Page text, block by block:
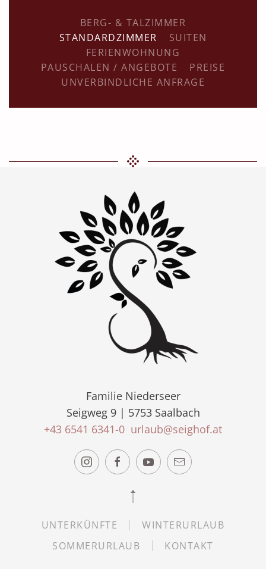
BERG- & TALZIMMER
STANDARDZIMMER
SUITEN
FERIENWOHNUNG
PAUSCHALEN / ANGEBOTE
PREISE
UNVERBINDLICHE ANFRAGE
Familie Niederseer
Seigweg 9 | 5753 Saalbach
+43 6541 6341-0 urlaub@seighof.at
UNTERKÜNFTE
WINTERURLAUB
SOMMERURLAUB
KONTAKT